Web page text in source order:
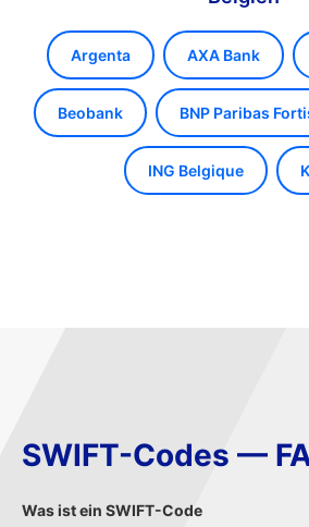
Argenta AXA Bank
Beobank BNP Paribas
ING Belgique
SWIFT-Codes —
Was ist ein SWIFT-Code